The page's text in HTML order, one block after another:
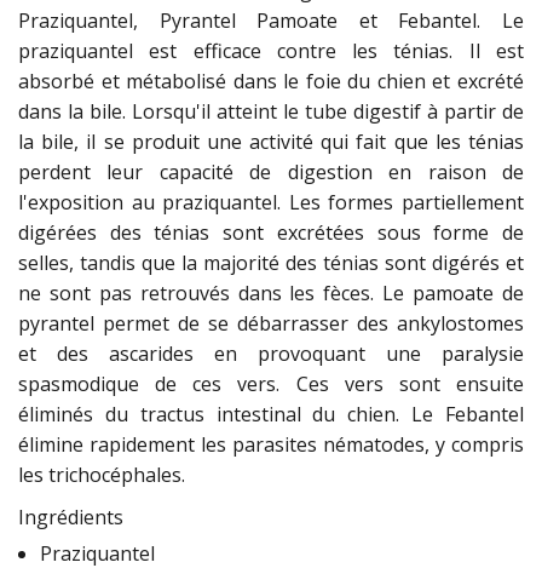
Praziquantel, Pyrantel Pamoate et Febantel. Le
praziquantel est efficace contre les ténias. Il est
absorbé et métabolisé dans le foie du chien et excrété
dans la bile. Lorsqu'il atteint le tube digestif à partir de
la bile, il se produit une activité qui fait que les ténias
perdent leur capacité de digestion en raison de
l'exposition au praziquantel. Les formes partiellement
digérées des ténias sont excrétées sous forme de
selles, tandis que la majorité des ténias sont digérés et
ne sont pas retrouvés dans les fèces. Le pamoate de
pyrantel permet de se débarrasser des ankylostomes
et des ascarides en provoquant une paralysie
spasmodique de ces vers. Ces vers sont ensuite
éliminés du tractus intestinal du chien. Le Febantel
élimine rapidement les parasites nématodes, y compris
les trichocéphales.
Ingrédients
Praziquantel